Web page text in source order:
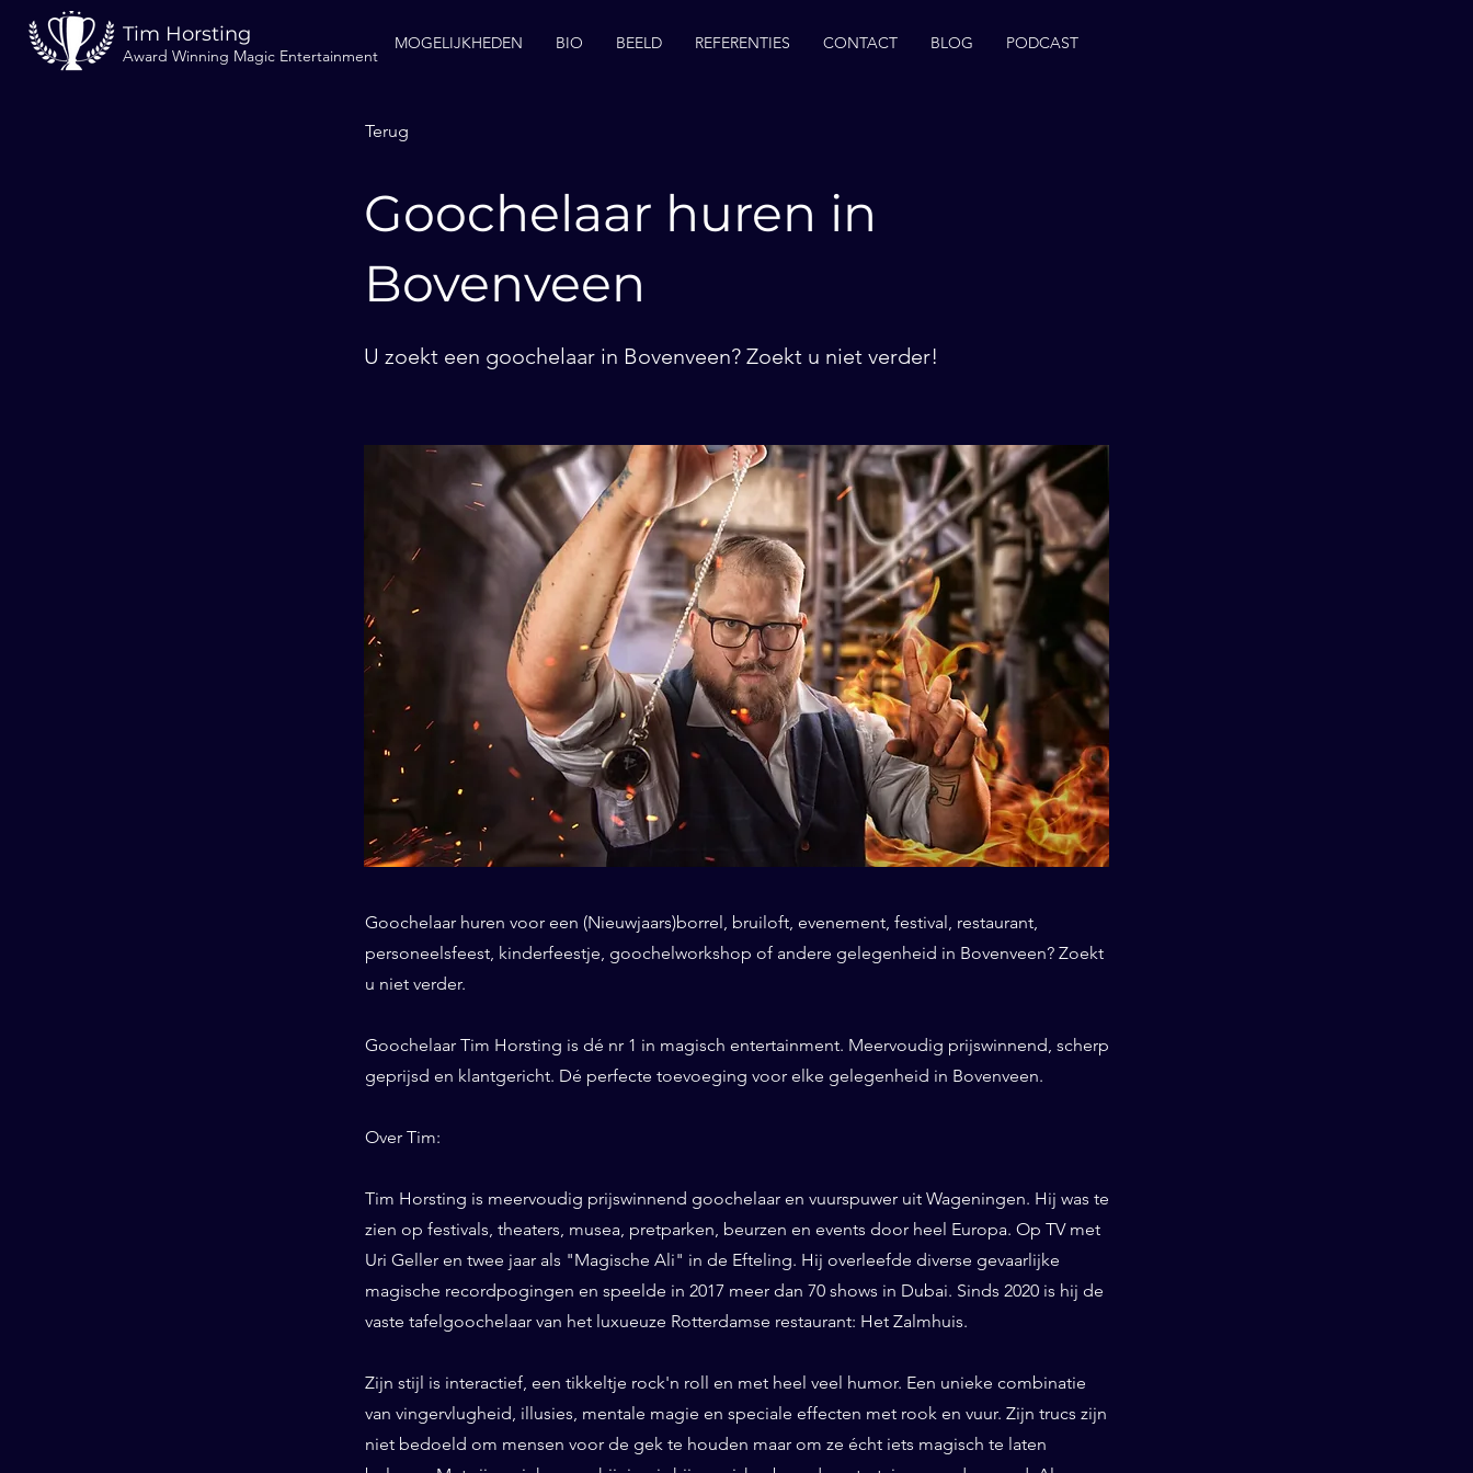
Tim Horsting
Award Winning Magic Entertainment
MOGELIJKHEDEN BIO BEELD REFERENTIES CONTACT BLOG PODCAST
Terug
Goochelaar huren in
Bovenveen
U zoekt een goochelaar in Bovenveen? Zoekt u niet verder!
Goochelaar huren voor een (Nieuwjaars)borrel, bruiloft, evenement, festival, restaurant,
personeelsfeest, kinderfeestje, goochelworkshop of andere gelegenheid in Bovenveen? Zoekt
u niet verder.
Goochelaar Tim Horsting is dé nr 1 in magisch entertainment. Meervoudig prijswinnend, scherp
geprijsd en klantgericht. Dé perfecte toevoeging voor elke gelegenheid in Bovenveen.
Over Tim:
Tim Horsting is meervoudig prijswinnend goochelaar en vuurspuwer uit Wageningen. Hij was te
zien op festivals, theaters, musea, pretparken, beurzen en events door heel Europa. Op TV met
Uri Geller en twee jaar als "Magische Ali" in de Efteling. Hij overleefde diverse gevaarlijke
magische recordpogingen en speelde in 2017 meer dan 70 shows in Dubai. Sinds 2020 is hij de
vaste tafelgoochelaar van het luxueuze Rotterdamse restaurant: Het Zalmhuis.
Zijn stijl is interactief, een tikkeltje rock'n roll en met heel veel humor. Een unieke combinatie
van vingervlugheid, illusies, mentale magie en speciale effecten met rook en vuur. Zijn trucs zijn
niet bedoeld om mensen voor de gek te houden maar om ze écht iets magisch te laten